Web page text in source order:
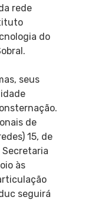
rede
do
seus
de
15, de
Secretaria
às
seguirá